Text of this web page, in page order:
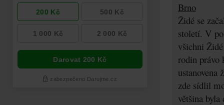
Brno
Židé se
století. V
všichni
rodin právo
ustanovena
zde sídlil
většina